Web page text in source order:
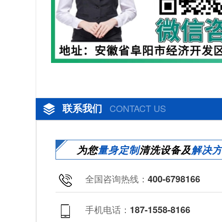
联系我们 CONTACT US
为您量身定制清洗设备及解决
全国咨询热线： 400-6798166
手机电话： 187-1558-8166